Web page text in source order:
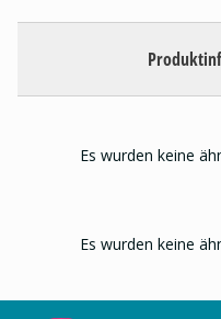
Es wurden keine
Es wurden keine